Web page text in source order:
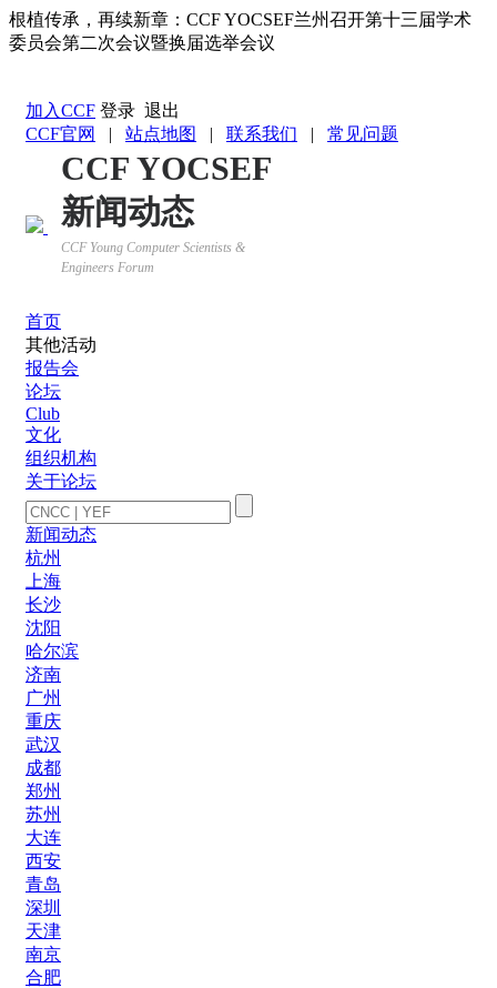
根植传承，再续新章：CCF YOCSEF兰州召开第十三届学术
委员会第二次会议暨换届选举会议
加入CCF 登录 退出
CCF官网
| 站点地图 | 联系我们 | 常见问题
CCF YOCSEF
新闻动态
CCF Young Computer Scientists &
Engineers Forum
首页
其他活动
报告会
论坛
Club
文化
组织机构
关于论坛
新闻动态
杭州
上海
长沙
沈阳
哈尔滨
济南
广州
重庆
武汉
成都
郑州
苏州
大连
西安
青岛
深圳
天津
南京
合肥